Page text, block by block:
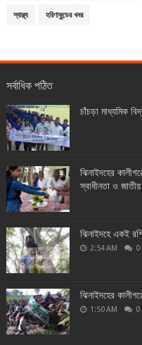
স্বাস্থ্য হরিণাকুন্ডের খবর
সর্বাধিক পঠিত
চাঁচড়া মাধ্যমিক
ঝিনাইদহের
স্বাধীনতা ও
ঝিনাইদহে একই
2:54 AM 0
ঝিনাইদহের
1:50 AM 0